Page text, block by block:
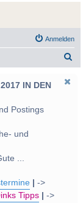
Anmelden
IN DEN
Postings
und
...
->
Tipps
->